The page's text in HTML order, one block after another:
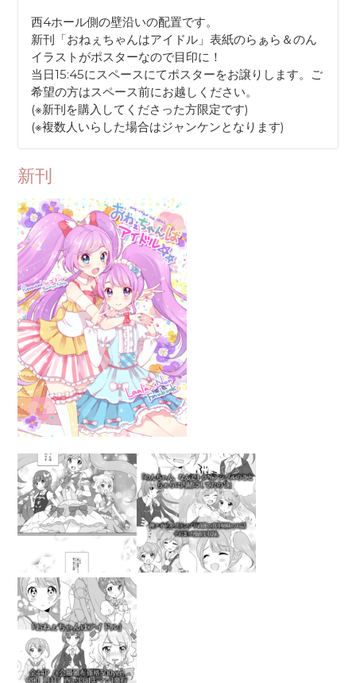
西4ホール側の壁沿いの配置です。
新刊「おねぇちゃんはアイドル」表紙のらぁら＆のん
イラストがポスターなので目印に！
当日15:45にスペースにてポスターをお譲りします。ご
希望の方はスペース前にお越しください。
(※新刊を購入してくださった方限定です)
(※複数人いらした場合はジャンケンとなります)
新刊